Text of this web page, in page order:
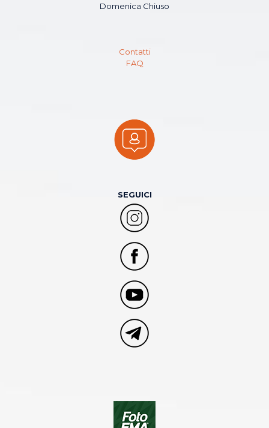
Domenica Chiuso
Contatti
FAQ
SEGUICI